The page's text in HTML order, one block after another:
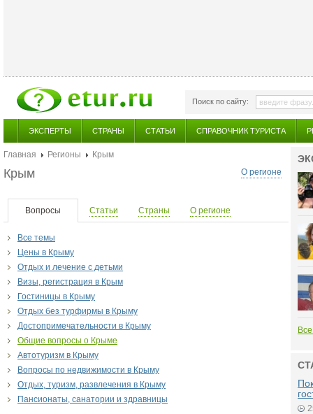
Поиск по сайту:
ЭКСПЕРТЫ СТРАНЫ СТАТЬИ СПРАВОЧНИК ТУРИСТА
Главная Регионы
Крым
О регионе
Крым
Вопросы Статьи Страны О регионе
Все темы
Цены в Крыму
Отдых и лечение с детьми
Визы, регистрация в Крым
Гостиницы в Крыму
Отдых без турфирмы в Крыму
Достопримечательности в Крыму
Общие вопросы о Крыме
Автотуризм в Крыму
Вопросы по недвижимости в Крыму
Отдых, туризм, развлечения в Крыму
Пансионаты, санатории и здравницы